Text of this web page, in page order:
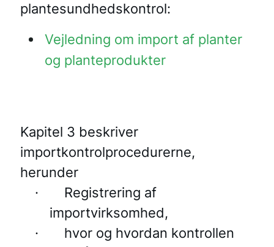
plantesundhedskontrol:
Vejledning om import af planter
og planteprodukter
Kapitel 3 beskriver
importkontrolprocedurerne,
herunder
· Registrering af
importvirksomhed,
· hvor og hvordan kontrollen